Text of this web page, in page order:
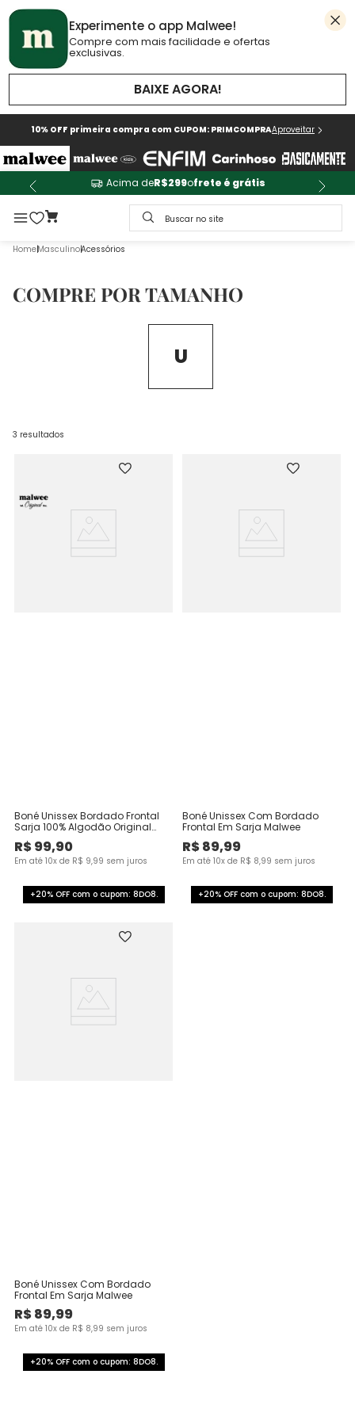
Experimente o app Malwee!
Compre com mais facilidade e ofertas
exclusivas.
BAIXE AGORA!
10% OFF primeira compra com CUPOM: PRIMCOMPRAAproveitar
Acima deR$299ofrete é grátis
Buscar no site
MasculinoAcessórios
COMPRE POR TAMANHO
U
3 resultados
Boné Unissex Bordado Frontal
Sarja 100% Algodão Original
Malwee
R$99,90
Em até 10x de R$ 9,99 sem juros
+20% OFF com o cupom: 8DO8.
Boné Unissex Com Bordado
Frontal Em Sarja Malwee
R$89,99
Em até 10x de R$ 8,99 sem juros
+20% OFF com o cupom: 8DO8.
Boné Unissex Com Bordado
Frontal Em Sarja Malwee
R$89,99
Em até 10x de R$ 8,99 sem juros
+20% OFF com o cupom: 8DO8.